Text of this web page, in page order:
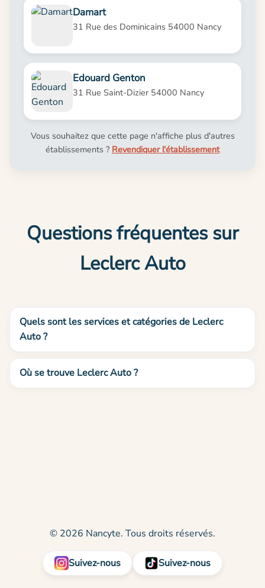
Damart
31 Rue des Dominicains 54000 Nancy
Edouard Genton
31 Rue Saint-Dizier 54000 Nancy
Vous souhaitez que cette page n'affiche plus d'autres
établissements ? Revendiquer l'établissement
Questions fréquentes sur
Leclerc Auto
Quels sont les services et catégories de Leclerc
Auto ?
Où se trouve Leclerc Auto ?
© 2026 Nancyte. Tous droits réservés.
Suivez-nous Suivez-nous